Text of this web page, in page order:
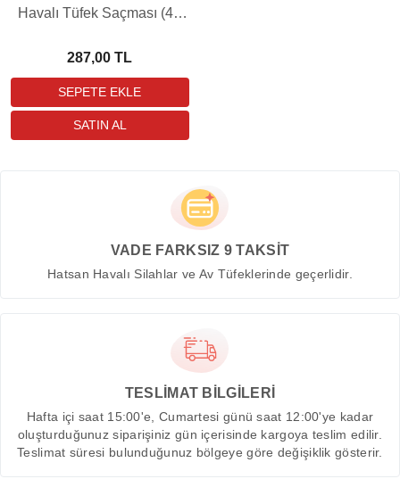
Havalı Tüfek Saçması (46
287,00 TL
VADE FARKSIZ 9 TAKSİT
Hatsan Havalı Silahlar ve Av Tüfeklerinde geçerlidir.
TESLİMAT BİLGİLERİ
Hafta içi saat 15:00'e, Cumartesi günü saat 12:00'ye kadar
oluşturduğunuz siparişiniz gün içerisinde kargoya teslim edilir.
Teslimat süresi bulunduğunuz bölgeye göre değişiklik gösterir.